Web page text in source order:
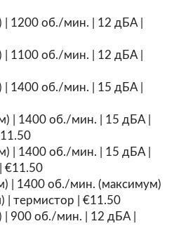
| 1200 об./мин. | 12 дБА |
| 1100 об./мин. | 12 дБА |
| 1400 об./мин. | 15 дБА |
| 1400 об./мин. | 15 дБА |
| 1400 об./мин. | 15 дБА |
€11.50
| 1400 об./мин. (максимум)
| термистор | €11.50
| 900 об./мин. | 12 дБА |